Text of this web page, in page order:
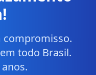
compromisso.
todo Brasil.